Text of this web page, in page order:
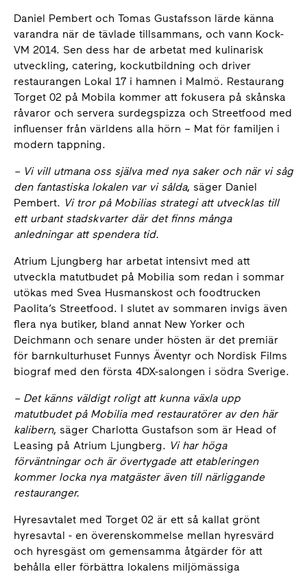
Daniel Pembert och Tomas Gustafsson lärde känna
varandra när de tävlade tillsammans, och vann Kock-
VM 2014. Sen dess har de arbetat med kulinarisk
utveckling, catering, kockutbildning och driver
restaurangen Lokal 17 i hamnen i Malmö. Restaurang
Torget 02 på Mobila kommer att fokusera på skånska
råvaror och servera surdegspizza och Streetfood med
influenser från världens alla hörn – Mat för familjen i
modern tappning.
– Vi vill utmana oss själva med nya saker och när vi såg
den fantastiska lokalen var vi sålda, säger Daniel
Pembert. Vi tror på Mobilias strategi att utvecklas till
ett urbant stadskvarter där det finns många
anledningar att spendera tid.
Atrium Ljungberg har arbetat intensivt med att
utveckla matutbudet på Mobilia som redan i sommar
utökas med Svea Husmanskost och foodtrucken
Paolita’s Streetfood. I slutet av sommaren invigs även
flera nya butiker, bland annat New Yorker och
Deichmann och senare under hösten är det premiär
för barnkulturhuset Funnys Äventyr och Nordisk Films
biograf med den första 4DX-salongen i södra Sverige.
– Det känns väldigt roligt att kunna växla upp
matutbudet på Mobilia med restauratörer av den här
kalibern, säger Charlotta Gustafson som är Head of
Leasing på Atrium Ljungberg. Vi har höga
förväntningar och är övertygade att etableringen
kommer locka nya matgäster även till närliggande
restauranger.
Hyresavtalet med Torget 02 är ett så kallat grönt
hyresavtal - en överenskommelse mellan hyresvärd
och hyresgäst om gemensamma åtgärder för att
behålla eller förbättra lokalens miljömässiga